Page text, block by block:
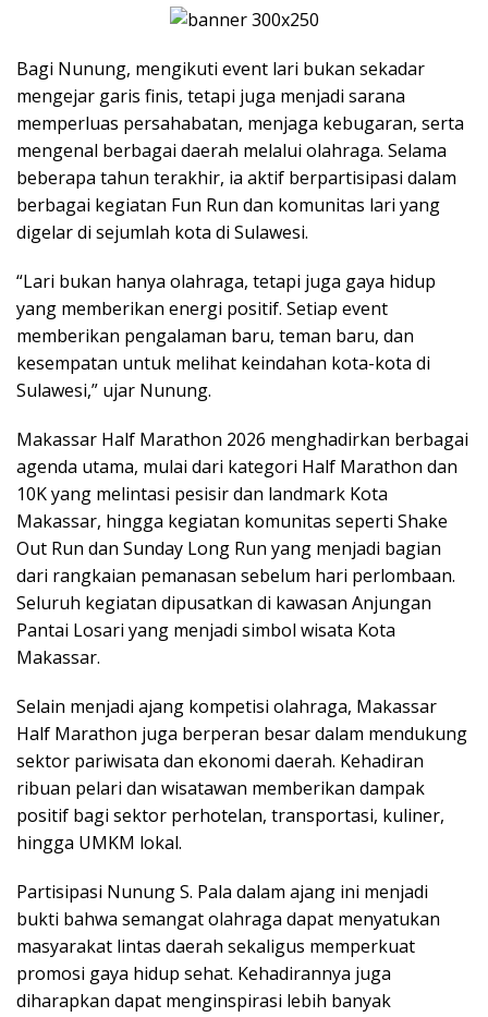
Bagi Nunung, mengikuti event lari bukan sekadar
mengejar garis finis, tetapi juga menjadi sarana
memperluas persahabatan, menjaga kebugaran, serta
mengenal berbagai daerah melalui olahraga. Selama
beberapa tahun terakhir, ia aktif berpartisipasi dalam
berbagai kegiatan Fun Run dan komunitas lari yang
digelar di sejumlah kota di Sulawesi.
“Lari bukan hanya olahraga, tetapi juga gaya hidup
yang memberikan energi positif. Setiap event
memberikan pengalaman baru, teman baru, dan
kesempatan untuk melihat keindahan kota-kota di
Sulawesi,” ujar Nunung.
Makassar Half Marathon 2026 menghadirkan berbagai
agenda utama, mulai dari kategori Half Marathon dan
10K yang melintasi pesisir dan landmark Kota
Makassar, hingga kegiatan komunitas seperti Shake
Out Run dan Sunday Long Run yang menjadi bagian
dari rangkaian pemanasan sebelum hari perlombaan.
Seluruh kegiatan dipusatkan di kawasan Anjungan
Pantai Losari yang menjadi simbol wisata Kota
Makassar.
Selain menjadi ajang kompetisi olahraga, Makassar
Half Marathon juga berperan besar dalam mendukung
sektor pariwisata dan ekonomi daerah. Kehadiran
ribuan pelari dan wisatawan memberikan dampak
positif bagi sektor perhotelan, transportasi, kuliner,
hingga UMKM lokal.
Partisipasi Nunung S. Pala dalam ajang ini menjadi
bukti bahwa semangat olahraga dapat menyatukan
masyarakat lintas daerah sekaligus memperkuat
promosi gaya hidup sehat. Kehadirannya juga
diharapkan dapat menginspirasi lebih banyak